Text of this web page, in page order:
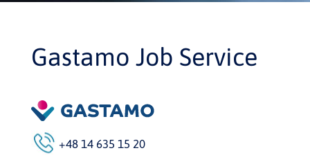
Gastamo Job Service
+48 14 635 15 20